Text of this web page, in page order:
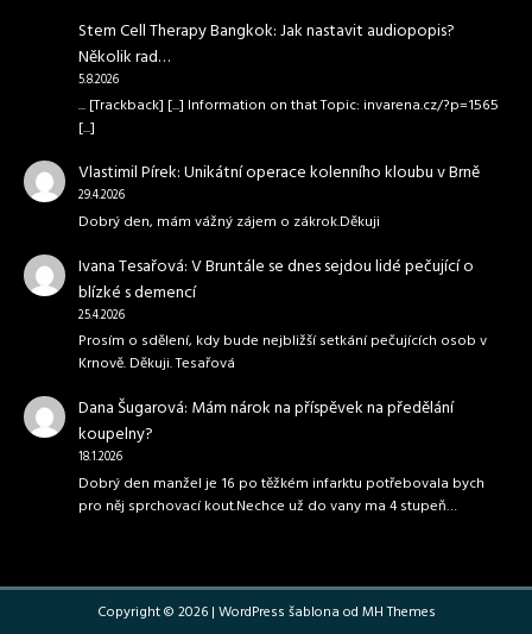
Stem Cell Therapy Bangkok:Jak nastavit audiopopis?
Několik rad…
5.8.2026
... [Trackback] [...] Information on that Topic: invarena.cz/?p=1565
[...]
Vlastimil Pírek:Unikátní operace kolenního kloubu v Brně
29.4.2026
Dobrý den, mám vážný zájem o zákrok.Děkuji
Ivana Tesařová:V Bruntále se dnes sejdou lidé pečující o
blízké s demencí
25.4.2026
Prosím o sdělení, kdy bude nejbližší setkání pečujících osob v
Krnově. Děkuji. Tesařová
Dana Šugarová: Mám nárok na příspěvek na předělání
koupelny?
18.1.2026
Dobrý den manžel je 16 po těžkém infarktu potřebovala bych
pro něj sprchovací kout.Nechce už do vany ma 4 stupeň…
Copyright © 2026 | WordPress šablona od MH Themes